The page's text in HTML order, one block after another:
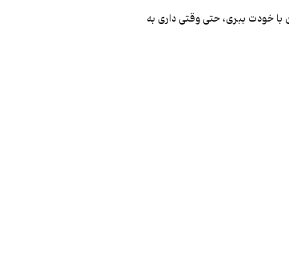
خودت ببری، حتی وقتی داری به